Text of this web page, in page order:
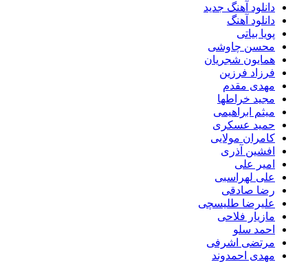
دانلود آهنگ جدید
دانلود آهنگ
پویا بیاتی
محسن چاوشی
همایون شجریان
فرزاد فرزین
مهدی مقدم
مجید خراطها
میثم ابراهیمی
حمید عسکری
کامران مولایی
افشین آذری
امیر علی
علی لهراسبی
رضا صادقی
علیرضا طلیسچی
مازیار فلاحی
احمد سلو
مرتضی اشرفی
مهدی احمدوند